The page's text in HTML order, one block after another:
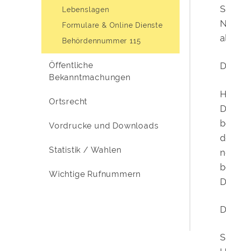
Lebenslagen
Formulare & Online Dienste
Behördennummer 115
Öffentliche
Bekanntmachungen
Ortsrecht
Vordrucke und Downloads
Statistik / Wahlen
Wichtige Rufnummern